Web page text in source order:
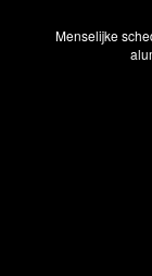
Menselijke